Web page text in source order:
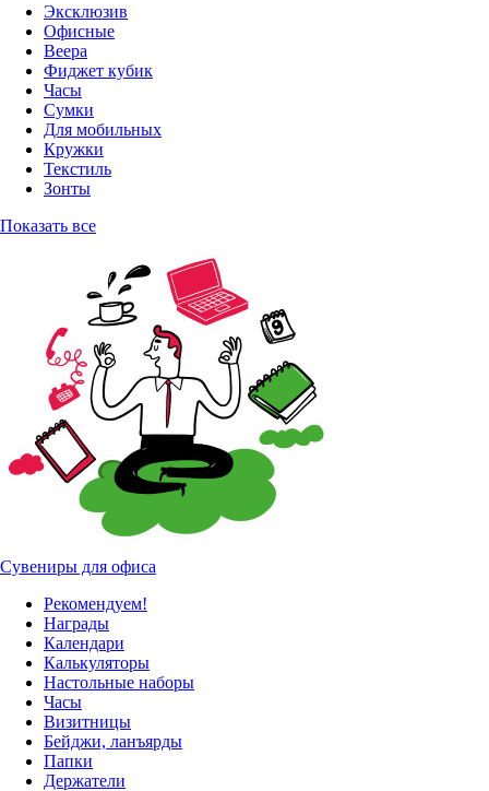
Эксклюзив
Офисные
Веера
Фиджет кубик
Часы
Сумки
Для мобильных
Кружки
Текстиль
Зонты
Показать все
Сувениры для офиса
Рекомендуем!
Награды
Календари
Калькуляторы
Настольные наборы
Часы
Визитницы
Бейджи, ланъярды
Папки
Держатели